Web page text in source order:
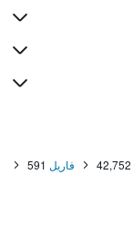
42,752 فاريل 591